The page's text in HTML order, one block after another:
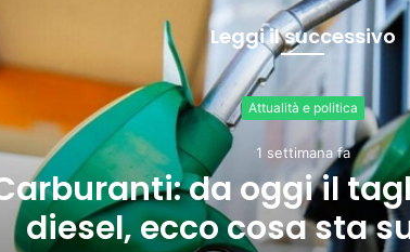
Leggi il successivo
Economia
2 settimane fa
Ue: “Tasso occupazione
indietro su formazione